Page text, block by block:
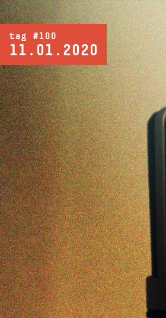
tag #100
11.01.2020